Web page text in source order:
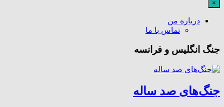
×
درباره من
تماس با ما
جنگ انگلیس و فرانسه
جنگ‌های صد ساله